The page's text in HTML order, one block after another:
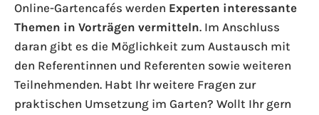
Online-Gartencafés werden Experten interessante
Themen in Vorträgen vermitteln. Im Anschluss
daran gibt es die Möglichkeit zum Austausch mit
den Referentinnen und Referenten sowie weiteren
Teilnehmenden. Habt Ihr weitere Fragen zur
praktischen Umsetzung im Garten? Wollt Ihr gern